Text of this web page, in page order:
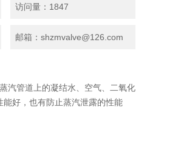
访问量：1847
邮箱：shzmvalve@126.com
汽管道上的凝结水、空气、二氧化
好，也有防止蒸汽泄露的性能